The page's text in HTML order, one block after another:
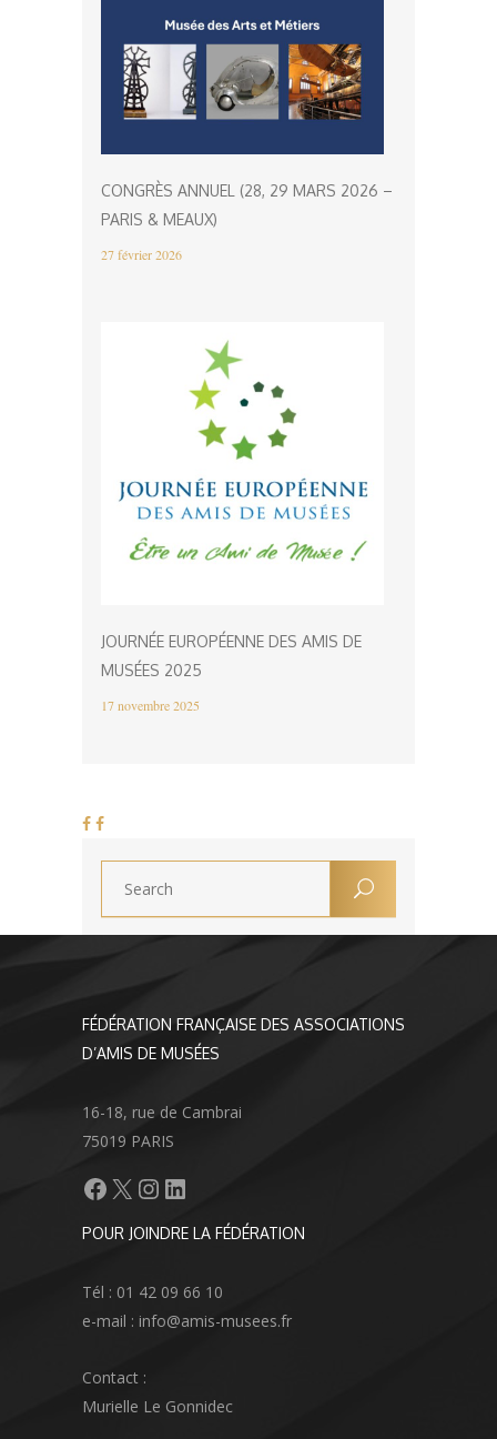
CONGRÈS ANNUEL (28, 29 MARS 2026 –
PARIS & MEAUX)
27 février 2026
JOURNÉE EUROPÉENNE DES AMIS DE
MUSÉES 2025
17 novembre 2025
FÉDÉRATION FRANÇAISE DES ASSOCIATIONS
D’AMIS DE MUSÉES
16-18, rue de Cambrai
75019 PARIS
Facebook
X Instagram
LinkedIn
POUR JOINDRE LA FÉDÉRATION
Tél : 01 42 09 66 10
e-mail : info@amis-musees.fr
Contact :
Murielle Le Gonnidec